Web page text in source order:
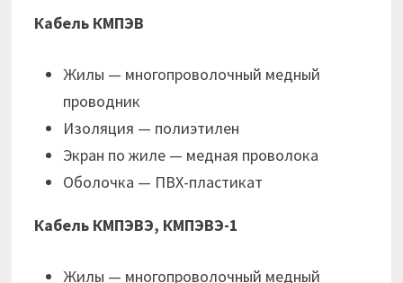
Кабель КМПЭВ
Жилы — многопроволочный медный
проводник
Изоляция — полиэтилен
Экран по жиле — медная проволока
Оболочка — ПВХ-пластикат
Кабель КМПЭВЭ, КМПЭВЭ-1
Жилы — многопроволочный медный